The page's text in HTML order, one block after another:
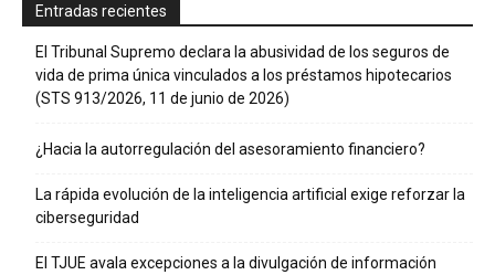
Entradas recientes
El Tribunal Supremo declara la abusividad de los seguros de
vida de prima única vinculados a los préstamos hipotecarios
(STS 913/2026, 11 de junio de 2026)
¿Hacia la autorregulación del asesoramiento financiero?
La rápida evolución de la inteligencia artificial exige reforzar la
ciberseguridad
El TJUE avala excepciones a la divulgación de información